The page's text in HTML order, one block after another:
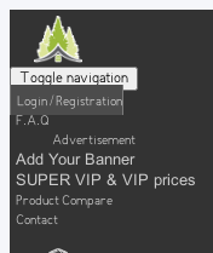
Toggle navigation
Login / Registration
F.A.Q
Advertisement
Add Your Banner
SUPER VIP & VIP prices
Product Compare
Contact